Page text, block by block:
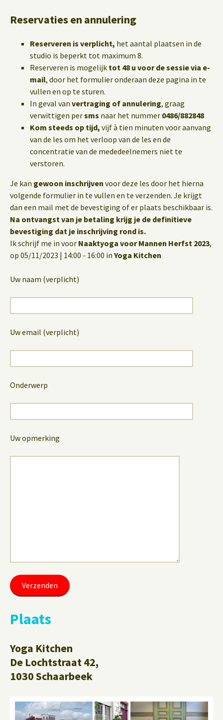
Reservaties en annulering
Reserveren is verplicht, het aantal plaatsen in de
studio is beperkt tot maximum 8.
Reserveren is mogelijk tot 48 u voor de sessie via e-
mail, door het formulier onderaan deze pagina in te
vullen en op te sturen.
In geval van vertraging of annulering, graag
verwittigen persms naar het nummer 0486/882848
Kom steeds op tijd, vijf à tien minuten voor aanvang
van de les om het verloop van de les en de
concentratie van de mededeelnemers niet te
verstoren.
Je kan gewoon inschrijven voor deze les door het hierna
volgende formulier in te vullen en te verzenden. Je krijgt
dan een mail met de bevestiging of er plaats beschikbaar is.
Na ontvangst van je betaling krijg je de definitieve
bevestiging dat je inschrijving rond is.
Ik schrijf me in voor Naaktyoga voor Mannen Herfst 2023,
op 05/11/2023 | 14:00 - 16:00 in Yoga Kitchen
Uw naam (verplicht)
Uw email (verplicht)
Onderwerp
Uw opmerking
Plaats
Yoga Kitchen
De Lochtstraat 42,
1030 Schaarbeek